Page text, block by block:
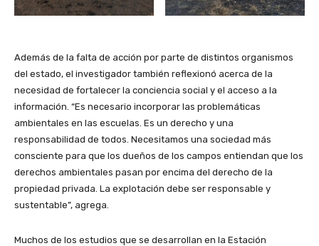
Además de la falta de acción por parte de distintos organismos
del estado, el investigador también reflexionó acerca de la
necesidad de fortalecer la conciencia social y el acceso a la
información. “Es necesario incorporar las problemáticas
ambientales en las escuelas. Es un derecho y una
responsabilidad de todos. Necesitamos una sociedad más
consciente para que los dueños de los campos entiendan que los
derechos ambientales pasan por encima del derecho de la
propiedad privada. La explotación debe ser responsable y
sustentable”, agrega.
Muchos de los estudios que se desarrollan en la Estación